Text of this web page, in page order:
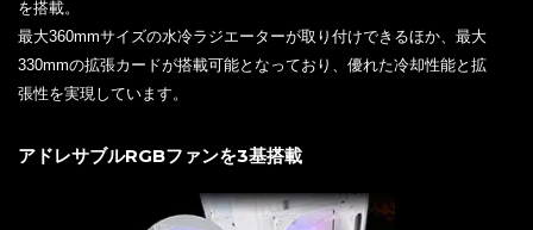
を搭載。
最大360mmサイズの水冷ラジエーターが取り付けできるほか、最大
330mmの拡張カードが搭載可能となっており、優れた冷却性能と拡
張性を実現しています。
アドレサブルRGBファンを3基搭載